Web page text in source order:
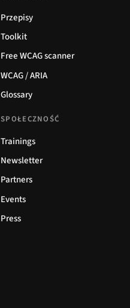
Przepisy
Toolkit
Free WCAG scanner
WCAG / ARIA
Glossary
SPOŁECZNOŚĆ
Trainings
Newsletter
Partners
Events
Press